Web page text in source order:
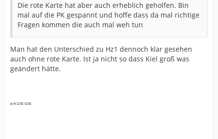
Die rote Karte hat aber auch erheblich geholfen. Bin
mal auf die PK gespannt und hoffe dass da mal richtige
Fragen kommen die auch mal weh tun
Man hat den Unterschied zu Hz1 dennoch klar gesehen
auch ohne rote Karte. Ist ja nicht so dass Kiel groß was
geändert hätte.